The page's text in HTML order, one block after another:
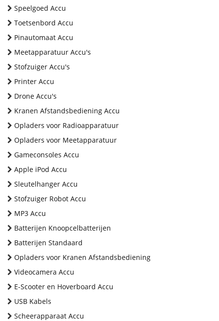
Speelgoed Accu
Toetsenbord Accu
Pinautomaat Accu
Meetapparatuur Accu's
Stofzuiger Accu's
Printer Accu
Drone Accu's
Kranen Afstandsbediening Accu
Opladers voor Radioapparatuur
Opladers voor Meetapparatuur
Gameconsoles Accu
Apple iPod Accu
Sleutelhanger Accu
Stofzuiger Robot Accu
MP3 Accu
Batterijen Knoopcelbatterijen
Batterijen Standaard
Opladers voor Kranen Afstandsbediening
Videocamera Accu
E-Scooter en Hoverboard Accu
USB Kabels
Scheerapparaat Accu